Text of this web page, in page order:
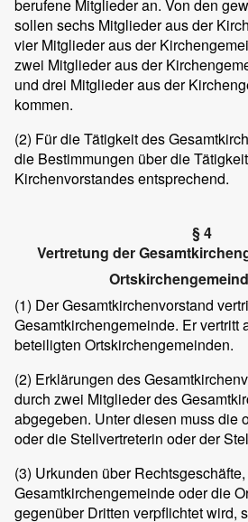
berufene Mitglieder an. Von den
sollen sechs Mitglieder aus der
vier Mitglieder aus der
zwei Mitglieder aus der
und drei Mitglieder aus der
kommen.
(2) Für die Tätigkeit des
die Bestimmungen über die
Kirchenvorstandes entsprechend.
§ 4
Vertretung der
(1) Der Gesamtkirchenvorstand
Gesamtkirchengemeinde. Er vertritt
beteiligten Ortskirchengemeinden.
(2) Erklärungen des
durch zwei Mitglieder des
abgegeben. Unter diesen muss die
oder die Stellvertreterin oder der
(3) Urkunden über
Gesamtkirchengemeinde oder die
gegenüber Dritten verpflichtet wird,